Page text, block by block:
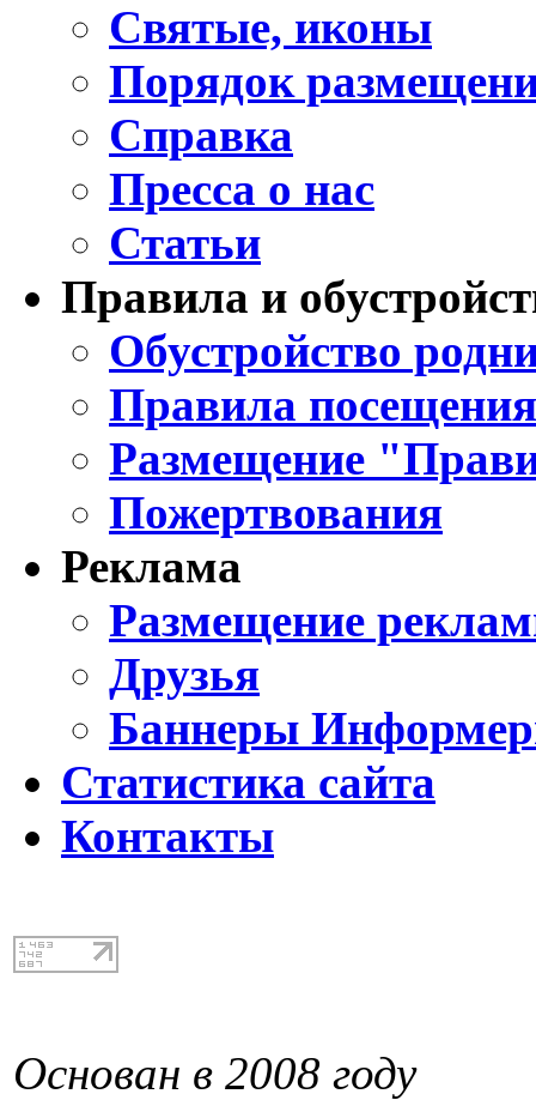
Святые, иконы
Порядок
Справка
Пресса о нас
Статьи
Правила и
Обустройство
Правила
Размещение
Пожертвования
Реклама
Размещение
Друзья
Баннеры
Статистика сайта
Контакты
Основан в 2008 году